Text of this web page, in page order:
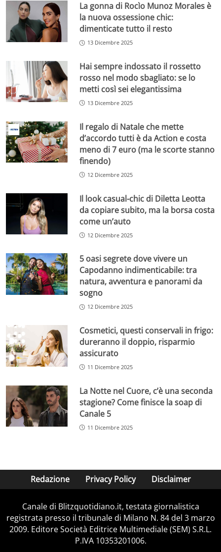
La gonna di Rocìo Munoz Morales è
la nuova ossessione chic:
dimenticate tutto il resto
13 Dicembre 2025
Hai sempre indossato il rossetto
rosso nel modo sbagliato: se lo
metti così sei elegantissima
13 Dicembre 2025
Il regalo di Natale che mette
d’accordo tutti è da Action e costa
meno di 7 euro (ma le scorte stanno
finendo)
12 Dicembre 2025
Il look casual-chic di Diletta Leotta
da copiare subito, ma la borsa costa
come un’auto
12 Dicembre 2025
5 oasi segrete dove vivere un
Capodanno indimenticabile: tra
natura, avventura e panorami da
sogno
12 Dicembre 2025
Cosmetici, questi conservali in frigo:
dureranno il doppio, risparmio
assicurato
11 Dicembre 2025
La Notte nel Cuore, c’è una seconda
stagione? Come finisce la soap di
Canale 5
11 Dicembre 2025
Redazione Privacy Policy Disclaimer
Canale di Blitzquotidiano.it, testata giornalistica
registrata presso il tribunale di Milano N. 84 del 3 marzo
2009. Editore Società Editrice Multimediale (SEM) S.R.L.
P.IVA 10353201006.